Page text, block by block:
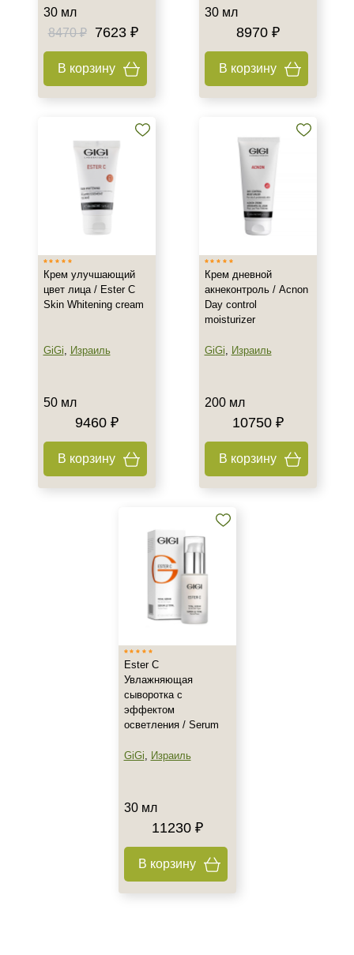
30 мл
8470 ₽
7623 ₽
В корзину
30 мл
8970 ₽
В корзину
Крем улучшающий
цвет лица / Ester C
Skin Whitening cream
GiGi, Израиль
50 мл
9460 ₽
В корзину
Крем дневной
акнеконтроль / Acnon
Day control
moisturizer
GiGi, Израиль
200 мл
10750 ₽
В корзину
Ester C
Увлажняющая
сыворотка с
эффектом
осветления / Serum
GiGi, Израиль
30 мл
11230 ₽
В корзину